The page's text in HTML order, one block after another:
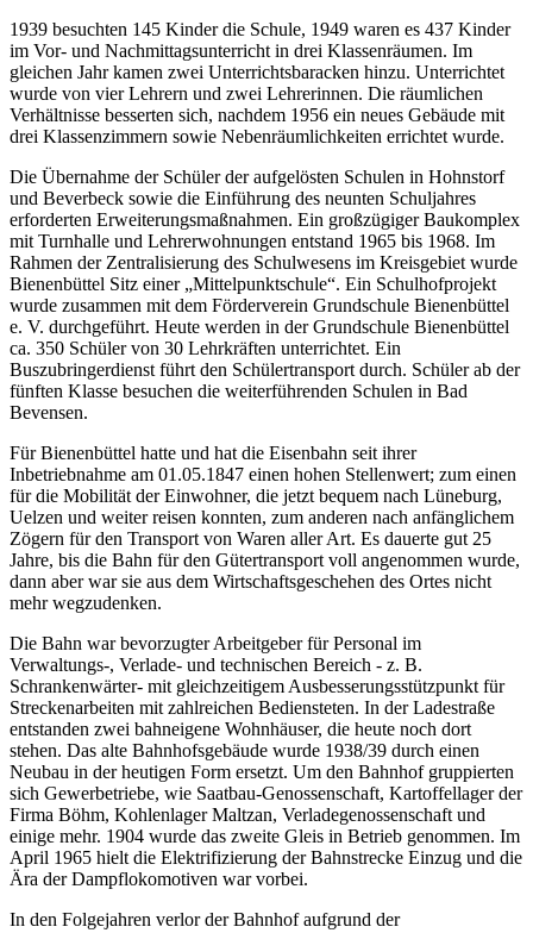
1939 besuchten 145 Kinder die Schule, 1949 waren es 437 Kinder
im Vor- und Nachmittagsunterricht in drei Klassenräumen. Im
gleichen Jahr kamen zwei Unterrichtsbaracken hinzu. Unterrichtet
wurde von vier Lehrern und zwei Lehrerinnen. Die räumlichen
Verhältnisse besserten sich, nachdem 1956 ein neues Gebäude mit
drei Klassenzimmern sowie Nebenräumlichkeiten errichtet wurde.
Die Übernahme der Schüler der aufgelösten Schulen in Hohnstorf
und Beverbeck sowie die Einführung des neunten Schuljahres
erforderten Erweiterungsmaßnahmen. Ein großzügiger Baukomplex
mit Turnhalle und Lehrerwohnungen entstand 1965 bis 1968. Im
Rahmen der Zentralisierung des Schulwesens im Kreisgebiet wurde
Bienenbüttel Sitz einer „Mittelpunktschule“. Ein Schulhofprojekt
wurde zusammen mit dem Förderverein Grundschule Bienenbüttel
e. V. durchgeführt. Heute werden in der Grundschule Bienenbüttel
ca. 350 Schüler von 30 Lehrkräften unterrichtet. Ein
Buszubringerdienst führt den Schülertransport durch. Schüler ab der
fünften Klasse besuchen die weiterführenden Schulen in Bad
Bevensen.
Für Bienenbüttel hatte und hat die Eisenbahn seit ihrer
Inbetriebnahme am 01.05.1847 einen hohen Stellenwert; zum einen
für die Mobilität der Einwohner, die jetzt bequem nach Lüneburg,
Uelzen und weiter reisen konnten, zum anderen nach anfänglichem
Zögern für den Transport von Waren aller Art. Es dauerte gut 25
Jahre, bis die Bahn für den Gütertransport voll angenommen wurde,
dann aber war sie aus dem Wirtschaftsgeschehen des Ortes nicht
mehr wegzudenken.
Die Bahn war bevorzugter Arbeitgeber für Personal im
Verwaltungs-, Verlade- und technischen Bereich - z. B.
Schrankenwärter- mit gleichzeitigem Ausbesserungsstützpunkt für
Streckenarbeiten mit zahlreichen Bediensteten. In der Ladestraße
entstanden zwei bahneigene Wohnhäuser, die heute noch dort
stehen. Das alte Bahnhofsgebäude wurde 1938/39 durch einen
Neubau in der heutigen Form ersetzt. Um den Bahnhof gruppierten
sich Gewerbetriebe, wie Saatbau-Genossenschaft, Kartoffellager der
Firma Böhm, Kohlenlager Maltzan, Verladegenossenschaft und
einige mehr. 1904 wurde das zweite Gleis in Betrieb genommen. Im
April 1965 hielt die Elektrifizierung der Bahnstrecke Einzug und die
Ära der Dampflokomotiven war vorbei.
In den Folgejahren verlor der Bahnhof aufgrund der